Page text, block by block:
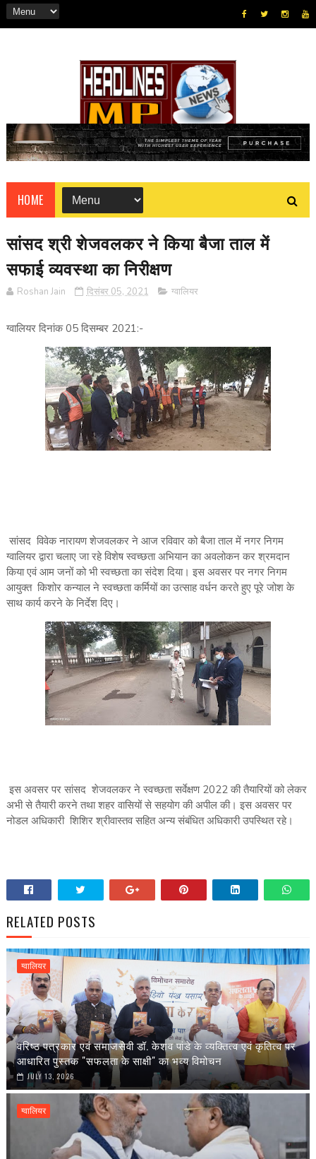
HOME
सांसद श्री शेजवलकर ने किया बैजा ताल में
सफाई व्यवस्था का निरीक्षण
Roshan Jain दिसंबर 05, 2021 ग्वालियर
ग्वालियर दिनांक 05 दिसम्बर 2021:-
सांसद विवेक नारायण शेजवलकर ने आज रविवार को बैजा ताल में नगर निगम
ग्वालियर द्वारा चलाए जा रहे विशेष स्वच्छता अभियान का अवलोकन कर श्रमदान
किया एवं आम जनों को भी स्वच्छता का संदेश दिया। इस अवसर पर नगर निगम
आयुक्त किशोर कन्याल ने स्वच्छता कर्मियों का उत्साह वर्धन करते हुए पूरे जोश के
साथ कार्य करने के निर्देश दिए।
इस अवसर पर सांसद शेजवलकर ने स्वच्छता सर्वेक्षण 2022 की तैयारियों को लेकर
अभी से तैयारी करने तथा शहर वासियों से सहयोग की अपील की। इस अवसर पर
नोडल अधिकारी शिशिर श्रीवास्तव सहित अन्य संबंधित अधिकारी उपस्थित रहे।
RELATED POSTS
ग्वालियर
वरिष्ठ पत्रकार एवं समाजसेवी डॉ. केशव पांडे के व्यक्तित्व एवं कृतित्व पर
आधारित पुस्तक "सफलता के साक्षी" का भव्य विमोचन
JULY 13, 2026
ग्वालियर